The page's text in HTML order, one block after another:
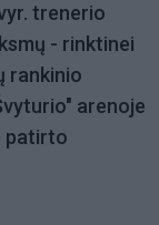
trenerio
- rinktinei
rankinio
arenoje
patirto